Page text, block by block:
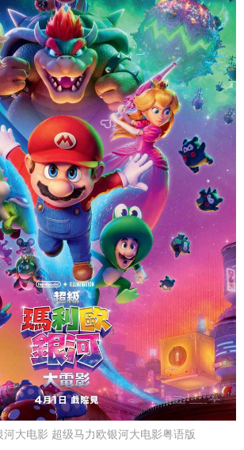
河大电影 超级马力欧银河大电影粤语版